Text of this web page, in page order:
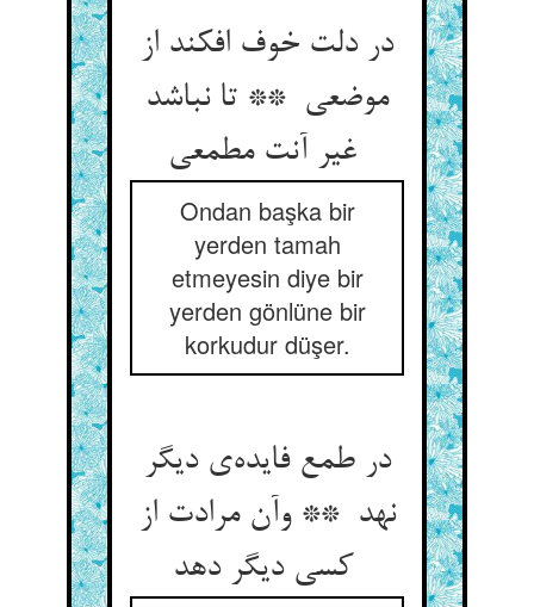
در دلت خوف افکند از
موضعی ** تا نباشد
Ondan başka bir
yerden tamah
etmeyesin diye bir
yerden gönlüne bir
korkudur düşer.
در طمع فایده‌ی دیگر
نهد ** وآن مرادت از
کسی دیگر دهد